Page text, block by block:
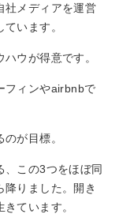
社メディアを運営
います。
ウが得意です。
フィンやairbnbで
が目標。
、この3つをほぼ同
りました。開き
ています。